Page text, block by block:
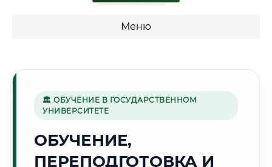
Меню
🌾
Г. БИЙСК
🏛 ОБУЧЕНИЕ В ГОСУДАРСТВЕННОМ
УНИВЕРСИТЕТЕ
ОБУЧЕНИЕ,
ПЕРЕПОДГОТОВКА И